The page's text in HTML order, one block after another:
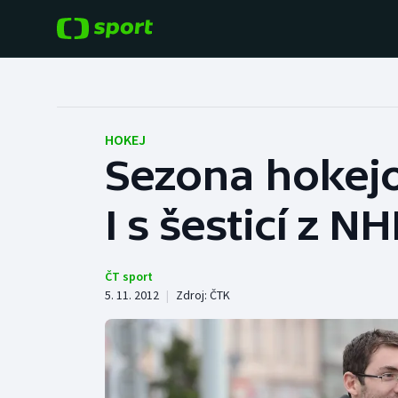
Hokej
Tenis
Cyklistika
Baseball a softbal
Basketbal
Boby a skeleton
HOKEJ
Sezona
I s šesticí z
ČT sport
5. 11. 2012 | Zdroj: ČTK